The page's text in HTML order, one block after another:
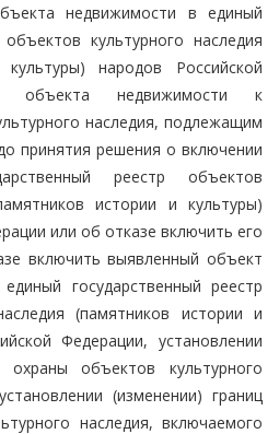
недвижимости в единый
культурного наследия
народов Российской
объекта недвижимости к
наследия, подлежащим
принятия решения о включении
реестр объектов
истории и культуры)
или об отказе включить его
включить выявленный объект
государственный реестр
(памятников истории и
Федерации, установлении
объектов культурного
(изменении) границ
наследия, включаемого